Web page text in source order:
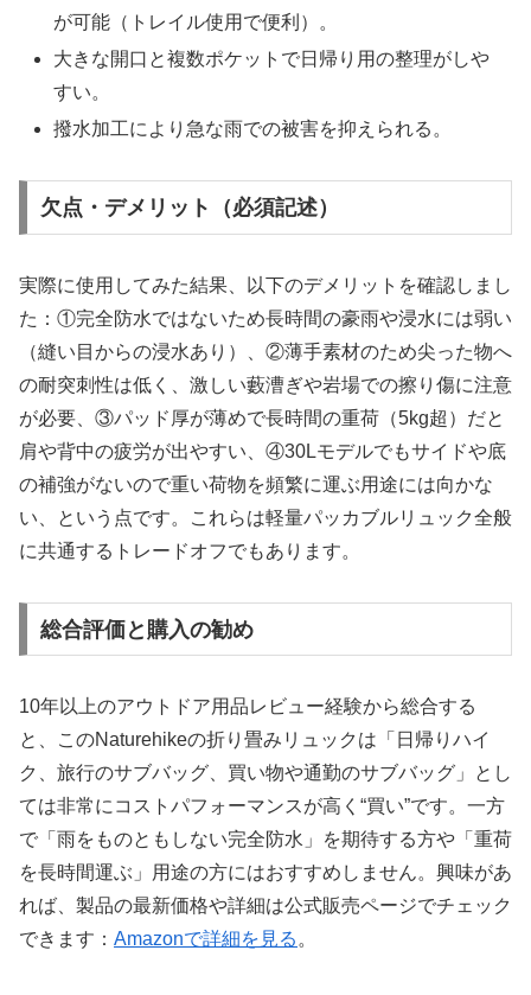
が可能（トレイル使用で便利）。
大きな開口と複数ポケットで日帰り用の整理がしや
すい。
撥水加工により急な雨での被害を抑えられる。
欠点・デメリット（必須記述）
実際に使用してみた結果、以下のデメリットを確認しまし
た：①完全防水ではないため長時間の豪雨や浸水には弱い
（縫い目からの浸水あり）、②薄手素材のため尖った物へ
の耐突刺性は低く、激しい藪漕ぎや岩場での擦り傷に注意
が必要、③パッド厚が薄めで長時間の重荷（5kg超）だと
肩や背中の疲労が出やすい、④30Lモデルでもサイドや底
の補強がないので重い荷物を頻繁に運ぶ用途には向かな
い、という点です。これらは軽量パッカブルリュック全般
に共通するトレードオフでもあります。
総合評価と購入の勧め
10年以上のアウトドア用品レビュー経験から総合する
と、このNaturehikeの折り畳みリュックは「日帰りハイ
ク、旅行のサブバッグ、買い物や通勤のサブバッグ」とし
ては非常にコストパフォーマンスが高く“買い”です。一方
で「雨をものともしない完全防水」を期待する方や「重荷
を長時間運ぶ」用途の方にはおすすめしません。興味があ
れば、製品の最新価格や詳細は公式販売ページでチェック
できます： Amazonで詳細を見る。